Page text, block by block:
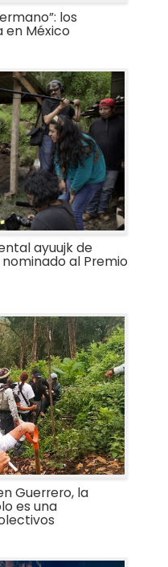
los
México
ayuujk de
al Premio
Guerrero, la
es una